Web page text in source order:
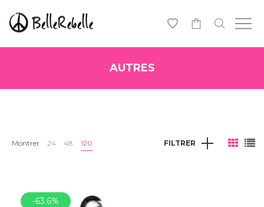
AUTRES
Montrer 24 48 120 FILTRER
-63.6%